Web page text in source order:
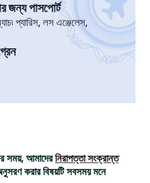
জন্য পাসপোর্ট
প্যারিস, লস এঞ্জেলেস,
সময়, আমাদেরনিরাপত্তা সংক্রান্ত
করার বিষয়টি সবসময় মনে